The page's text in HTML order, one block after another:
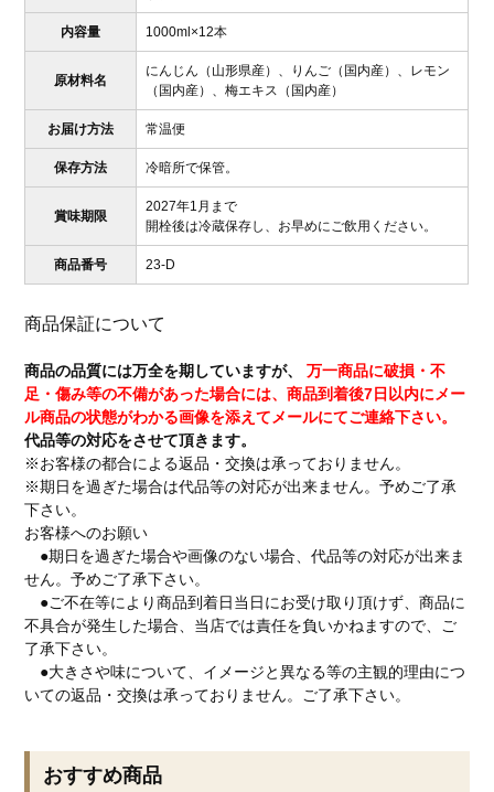
内容量 1000ml×12本
原材料名
にんじん（山形県産）、りんご（国内産）、レモン
（国内産）、梅エキス（国内産）
お届け方法 常温便
保存方法 冷暗所で保管。
賞味期限
2027年1月まで
開栓後は冷蔵保存し、お早めにご飲用ください。
商品番号 23-D
商品保証について
商品の品質には万全を期していますが、
万一商品に破損・不
足・傷み等の不備があった場合には、商品到着後7日以内にメー
ル商品の状態がわかる画像を添えてメールにてご連絡下さい。
代品等の対応をさせて頂きます。
※お客様の都合による返品・交換は承っておりません。
※期日を過ぎた場合は代品等の対応が出来ません。予めご了承
下さい。
お客様へのお願い
●期日を過ぎた場合や画像のない場合、代品等の対応が出来ま
せん。予めご了承下さい。
●ご不在等により商品到着日当日にお受け取り頂けず、商品に
不具合が発生した場合、当店では責任を負いかねますので、ご
了承下さい。
●大きさや味について、イメージと異なる等の主観的理由につ
いての返品・交換は承っておりません。ご了承下さい。
おすすめ商品